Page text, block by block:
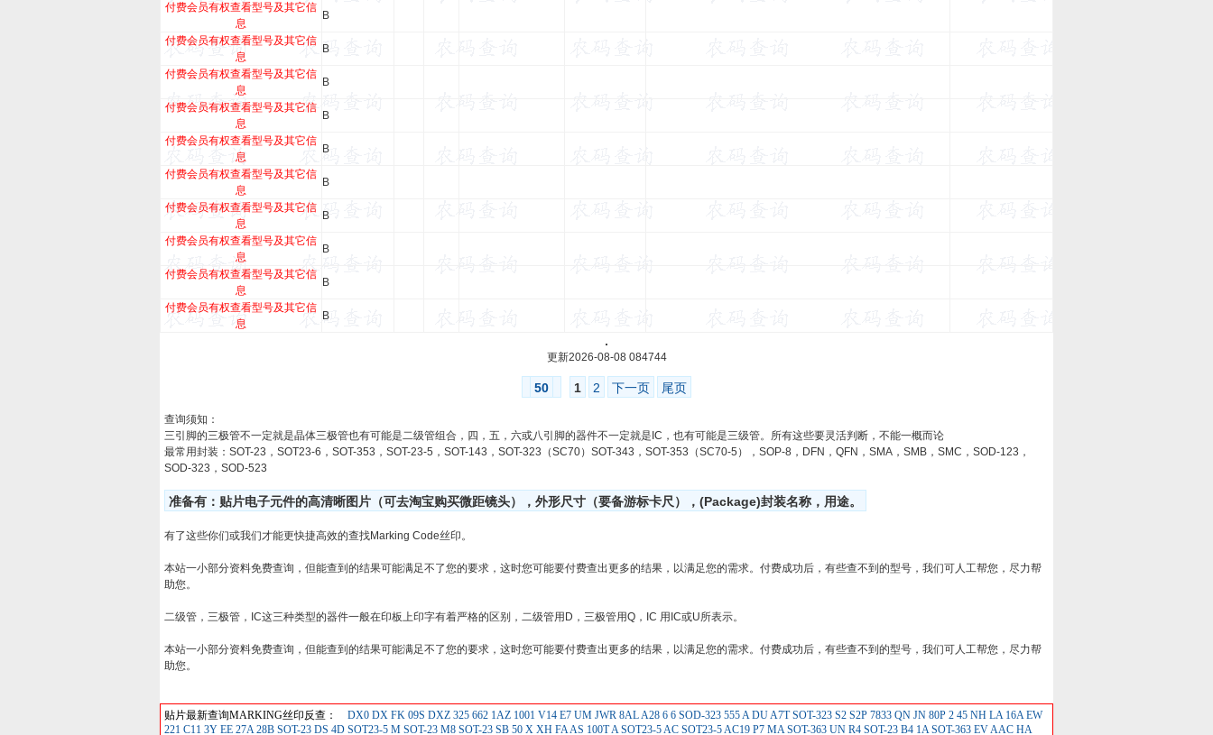
付费会员有权查看型号及其它信
息
B
付费会员有权查看型号及其它信
息
B
付费会员有权查看型号及其它信
息
B
付费会员有权查看型号及其它信
息
B
付费会员有权查看型号及其它信
息
B
付费会员有权查看型号及其它信
息
B
付费会员有权查看型号及其它信
息
B
付费会员有权查看型号及其它信
息
B
付费会员有权查看型号及其它信
息
B
付费会员有权查看型号及其它信
息
B
.
更新2026-08-08 084744
50 1 2 下一页 尾页
查询须知：
三引脚的三极管不一定就是晶体三极管也有可能是二级管组合，四，五，六或八引脚的器件不一定就是IC，也有可能是三级管。所有这些要灵活判断，不能一概而论
最常用封装：SOT-23，SOT23-6，SOT-353，SOT-23-5，SOT-143，SOT-323（SC70）SOT-343，SOT-353（SC70-5），SOP-8，DFN，QFN，SMA，SMB，SMC，SOD-123，
SOD-323，SOD-523
准备有：贴片电子元件的高清晰图片（可去淘宝购买微距镜头），外形尺寸（要备游标卡尺），(Package)封装名称，用途。
有了这些你们或我们才能更快捷高效的查找Marking Code丝印。
本站一小部分资料免费查询，但能查到的结果可能满足不了您的要求，这时您可能要付费查出更多的结果，以满足您的需求。付费成功后，有些查不到的型号，我们可人工帮您，尽力帮
助您。
二级管，三极管，IC这三种类型的器件一般在印板上印字有着严格的区别，二级管用D，三极管用Q，IC 用IC或U所表示。
本站一小部分资料免费查询，但能查到的结果可能满足不了您的要求，这时您可能要付费查出更多的结果，以满足您的需求。付费成功后，有些查不到的型号，我们可人工帮您，尽力帮
助您。
贴片最新查询MARKING丝印反查： DX0 DX FK 09S DXZ 325 662 1AZ 1001 V14 E7 UM JWR 8ALA28 6 6 SOD-323 555ADUA7T SOT-323 S2 S2P 7833 QN JN 80P 2 45 NH LA16AEW
221 C11 3Y EE 27A28B SOT-23 DS 4D SOT23-5 M SOT-23 M8 SOT-23 SB 50 X XH FAAS 100TA SOT23-5AC SOT23-5AC19 P7 MA SOT-363 UN R4 SOT-23 B4 1A SOT-363 EVAAC HA